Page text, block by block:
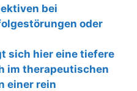
bei
oder
sich hier eine tiefere
im therapeutischen
einer rein